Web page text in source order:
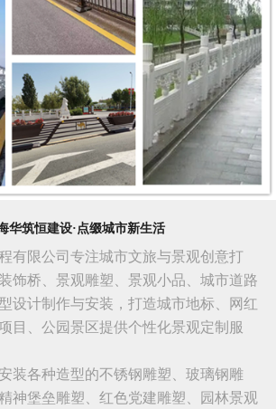
海华筑恒建设·点缀城市新生活
有限公司专注城市文旅与景观创意打
饰桥、景观雕塑、景观小品、城市道路
设计制作与安装，打造城市地标、网红
目、公园景区提供个性化景观定制服
装各种造型的不锈钢雕塑、玻璃钢雕
神堡垒雕塑、红色党建雕塑、园林景观